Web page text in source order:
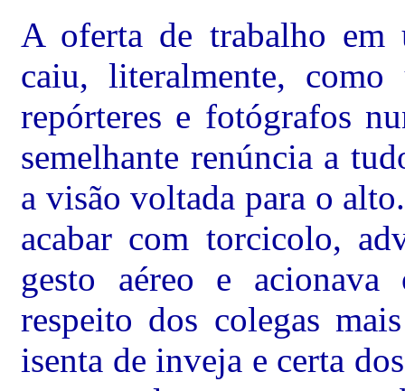
A oferta de trabalho em
caiu, literalmente,
repórteres e fotógrafos
semelhante renúncia a
a visão voltada para o
acabar com torcicolo,
gesto aéreo e
respeito dos colegas
isenta de inveja e certa